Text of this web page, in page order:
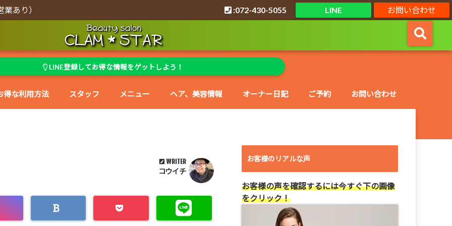
あり） お問い合わせ
LINE
:072-430-5055
LINE登録してお得な情報をゲットしよう！
得な利用方法 スタッフ メニュー ヘア、美容情報 オーナー日記 ご予約 お問い合わせ
WRITER
コウイチ
お客様のリアルな声
お客様の声を確認するには今すぐ下の画像
をクリック！